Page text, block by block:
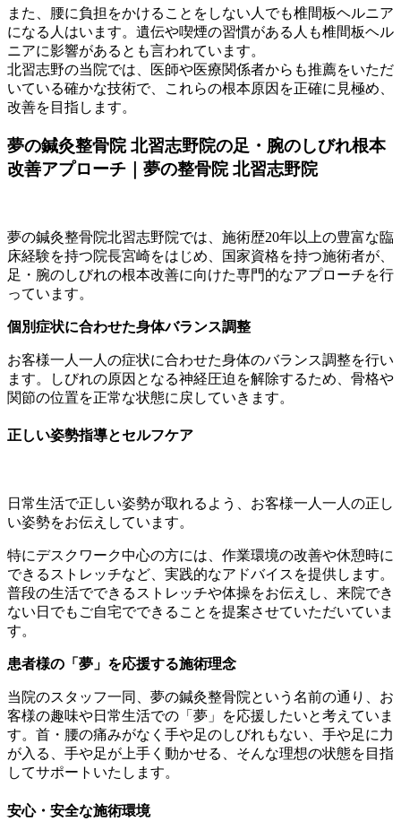
また、腰に負担をかけることをしない人でも椎間板ヘルニア
になる人はいます。遺伝や喫煙の習慣がある人も椎間板ヘル
ニアに影響があるとも言われています。
北習志野の当院では、医師や医療関係者からも推薦をいただ
いている確かな技術で、これらの根本原因を正確に見極め、
改善を目指します。
夢の鍼灸整骨院 北習志野院の足・腕のしびれ根本
改善アプローチ｜夢の整骨院 北習志野院
夢の鍼灸整骨院北習志野院では、施術歴20年以上の豊富な臨
床経験を持つ院長宮崎をはじめ、国家資格を持つ施術者が、
足・腕のしびれの根本改善に向けた専門的なアプローチを行
っています。
個別症状に合わせた身体バランス調整
お客様一人一人の症状に合わせた身体のバランス調整を行い
ます。しびれの原因となる神経圧迫を解除するため、骨格や
関節の位置を正常な状態に戻していきます。
正しい姿勢指導とセルフケア
日常生活で正しい姿勢が取れるよう、お客様一人一人の正し
い姿勢をお伝えしています。
特にデスクワーク中心の方には、作業環境の改善や休憩時に
できるストレッチなど、実践的なアドバイスを提供します。
普段の生活でできるストレッチや体操をお伝えし、来院でき
ない日でもご自宅でできることを提案させていただいていま
す。
患者様の「夢」を応援する施術理念
当院のスタッフ一同、夢の鍼灸整骨院という名前の通り、お
客様の趣味や日常生活での「夢」を応援したいと考えていま
す。首・腰の痛みがなく手や足のしびれもない、手や足に力
が入る、手や足が上手く動かせる、そんな理想の状態を目指
してサポートいたします。
安心・安全な施術環境